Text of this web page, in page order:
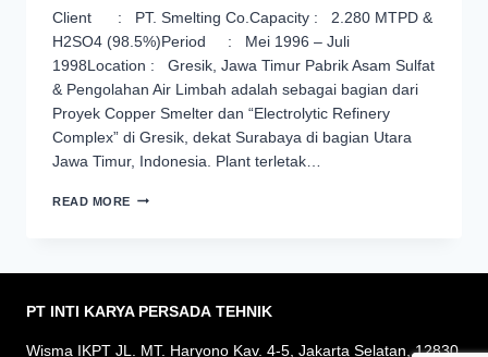
Client : PT. Smelting Co.Capacity : 2.280 MTPD &
H2SO4 (98.5%)Period : Mei 1996 – Juli
1998Location : Gresik, Jawa Timur Pabrik Asam Sulfat
& Pengolahan Air Limbah adalah sebagai bagian dari
Proyek Copper Smelter dan “Electrolytic Refinery
Complex” di Gresik, dekat Surabaya di bagian Utara
Jawa Timur, Indonesia. Plant terletak…
READ MORE PROJECT
PT INTI KARYA PERSADA TEHNIK
Wisma IKPT JL. MT. Haryono Kav. 4-5, Jakarta Selatan, 12830